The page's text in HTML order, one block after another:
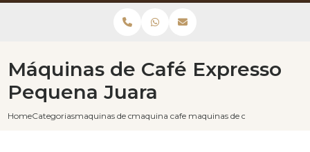
HomeCategoriasmaquinas de cafe expresso
maquina cafe expressomaquinas de cafe expresso
Máquinas de Café Expresso
Pequena Juara